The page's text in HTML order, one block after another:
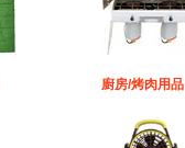
廚房/烤肉用品